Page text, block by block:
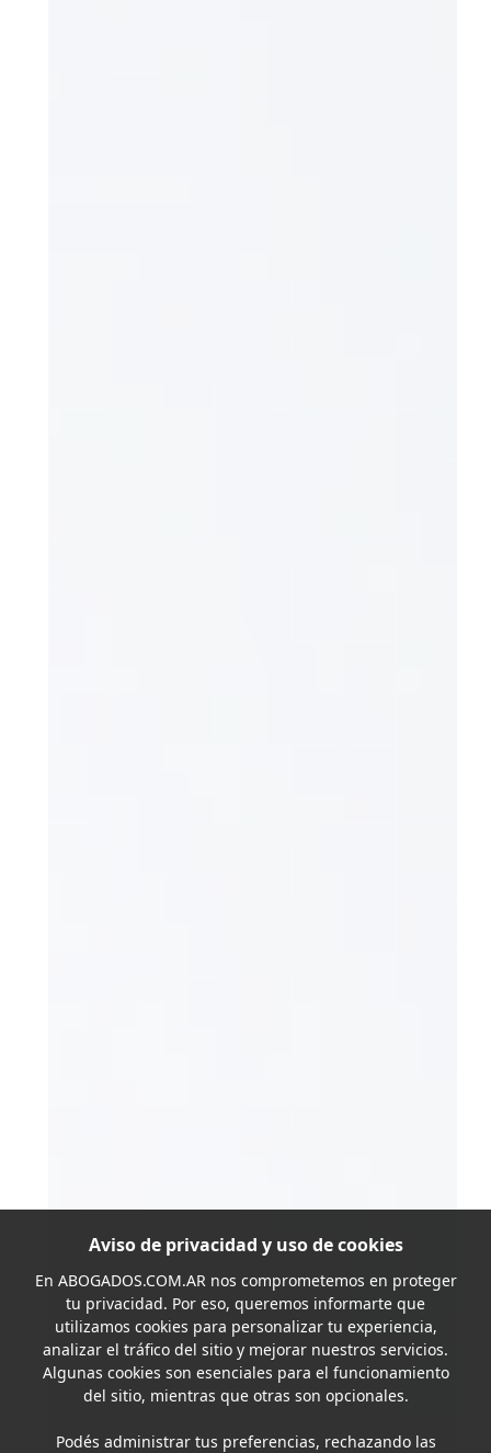
Aviso de privacidad y uso de cookies
En ABOGADOS.COM.ARnos comprometemos en proteger
tu privacidad. Por eso, queremos informarte que
utilizamos cookies para personalizar tu experiencia,
analizar el tráfico del sitio y mejorar nuestros servicios.
Algunas cookies son esenciales para el funcionamiento
del sitio, mientras que otras son opcionales.
Podés administrar tus preferencias, rechazando las